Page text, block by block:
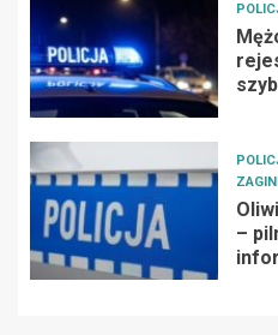
–